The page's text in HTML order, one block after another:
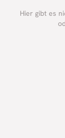
Hier gibt es